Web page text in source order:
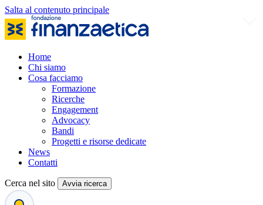
Salta al contenuto principale
Home
Chi siamo
Cosa facciamo
Formazione
Ricerche
Engagement
Advocacy
Bandi
Progetti e risorse dedicate
News
Contatti
Cerca nel sito Avvia ricerca